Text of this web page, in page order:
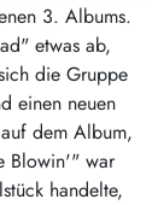
3. Albums.
etwas ab,
die Gruppe
einen neuen
dem Album,
Blowin'" war
handelte,